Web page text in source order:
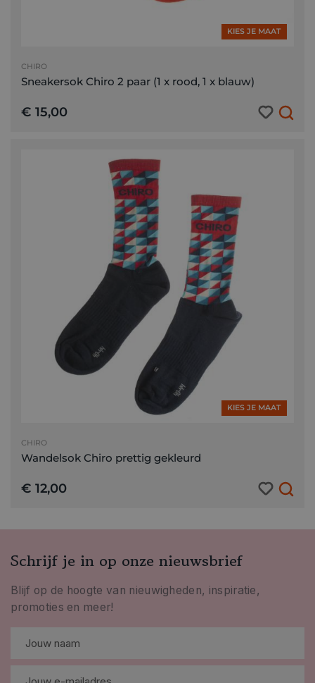
KIES JE MAAT
CHIRO
Sneakersok Chiro 2 paar (1 x rood, 1 x blauw)
€ 15,00
KIES JE MAAT
CHIRO
Wandelsok Chiro prettig gekleurd
€ 12,00
Schrijf je in op onze nieuwsbrief
Blijf op de hoogte van nieuwigheden, inspiratie,
promoties en meer!